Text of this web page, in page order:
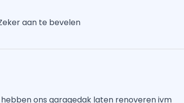
aan te bevelen
ons garagedak laten renoveren ivm